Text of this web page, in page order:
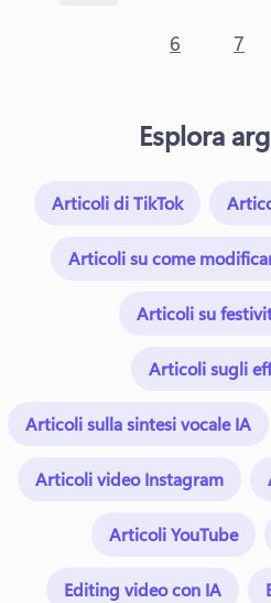
6 7
Esplora
Articoli di TikTok
Articoli su come
Articoli su
Articoli sugli
Articoli sulla sintesi vocale IA
Articoli video Instagram
Articoli YouTube
Editing video con IA